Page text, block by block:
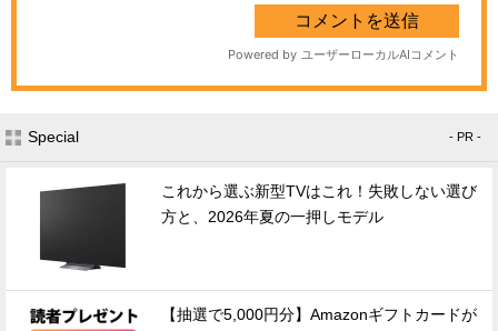
Special - PR -
これから選ぶ新型TVはこれ！失敗しない選び
方と、2026年夏の一押しモデル
【抽選で5,000円分】Amazonギフトカードが